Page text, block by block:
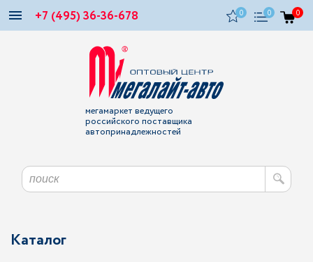
+7 (495) 36-36-678 0 0 0
мегамаркет ведущего
российского поставщика
автопринадлежностей
Каталог